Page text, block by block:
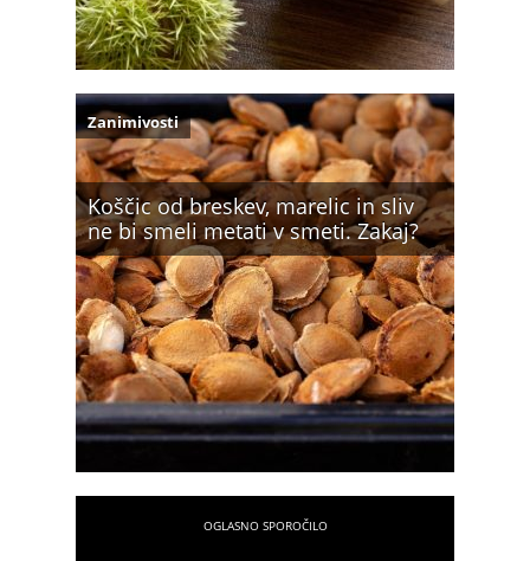
Koščic od breskev, marelic in sliv
ne bi smeli metati v smeti. Zakaj?
Zanimivosti